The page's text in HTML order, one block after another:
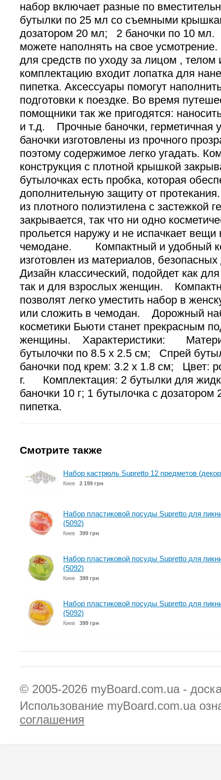
набор включает разные по
бутылки по 25 мл со съемными
дозатором 20 мл; 2 баночки по 10
можете наполнять на свое
для средств по уходу за лицом ,
комплектацию входит лопатка для
пипетка. Аксессуары помогут
подготовки к поездке. Во время
помощники так же пригодятся:
и т.д. Прочные баночки,
баночки изготовлены из прочного
поэтому содержимое легко угадать.
конструкция с плотной крышкой
бутылочках есть пробка, которая
дополнительную защиту от
из плотного полиэтилена с застежкой
закрывается, так что ни одно
прольется наружу и не испачкает вещи
чемодане. Компактный и удобный
изготовлен из материалов,
Дизайн классический, подойдет как
так и для взрослых женщин.
позволят легко уместить набор в
или сложить в чемодан. Дорожный
косметики Бьюти станет прекрасным
женщины. Характеристики:
бутылочки по 8.5 х 2.5 см; Спрей
баночки под крем: 3.2 х 1.8 см; Цвет:
г. Комплектация: 2 бутылки для
баночки 10 г; 1 бутылочка с дозатором
пипетка.
Смотрите также
Набор кастрюль Supretto 12 предметов
Киев 2 199 грн
Набор пластиковой посуды Supretto для
(5092)
Киев 399 грн
Набор пластиковой посуды Supretto для
(5092)
Киев 399 грн
Набор пластиковой посуды Supretto для
(5092)
Киев 399 грн
© 2005-2026 myBoard.com.ua -
Использование myBoard.com.ua
соглашения